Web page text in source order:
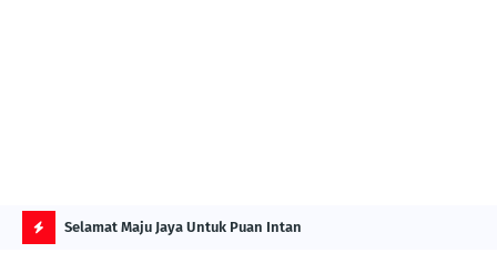
ITS Selamat Maju Jaya Untuk Puan Intan